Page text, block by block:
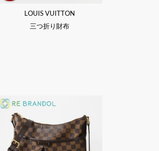
LOUIS VUITTON
三つ折り財布